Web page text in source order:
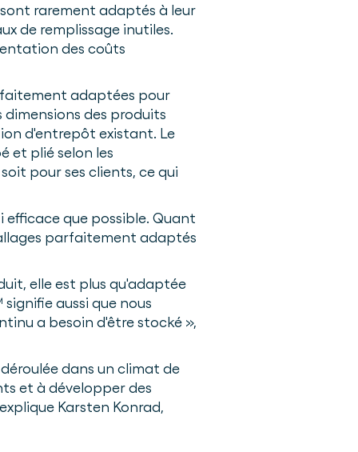
rarement adaptés à leur
de remplissage inutiles.
des coûts
adaptées pour
des produits
d'entrepôt existant. Le
et plié selon les
pour ses clients, ce qui
efficace que possible. Quant
parfaitement adaptés
elle est plus qu'adaptée
aussi que nous
a besoin d'être stocké »,
dans un climat de
et à développer des
Karsten Konrad,